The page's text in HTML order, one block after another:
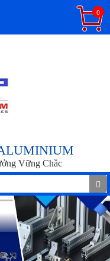
0
Vững Chắc